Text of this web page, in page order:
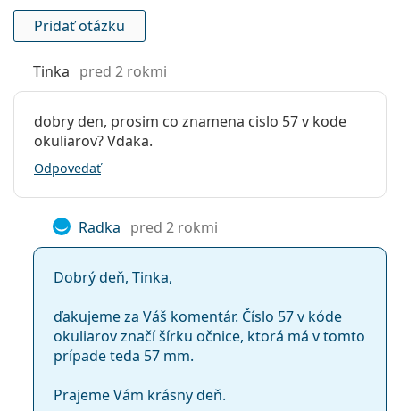
Použitie:
šošovkami:
Nie
Pridať otázku
Tinka pred 2 rokmi
dobry den, prosim co znamena cislo 57 v kode
okuliarov? Vdaka.
Odpovedať
Radka pred 2 rokmi
Dobrý deň, Tinka,
ďakujeme za Váš komentár. Číslo 57 v kóde
okuliarov značí šírku očnice, ktorá má v tomto
prípade teda 57 mm.
Prajeme Vám krásny deň.